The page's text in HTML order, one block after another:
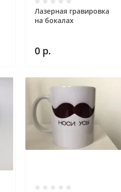
Лазерная гравировка
на бокалах
0 р.